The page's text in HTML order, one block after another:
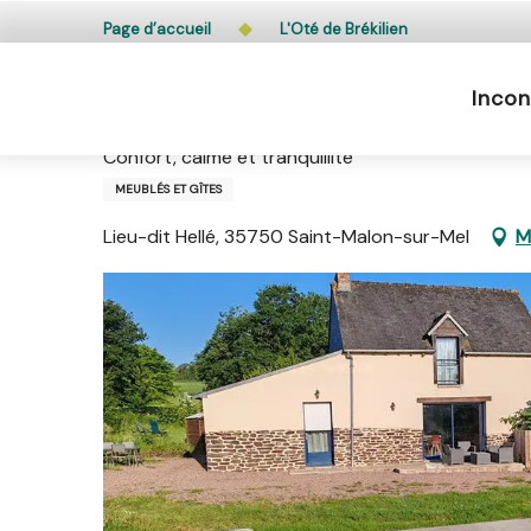
au
L’accès du public aux bois, massifs forestiers et
Page d’accueil L'Oté de Brékilien
Confort, calme et tranquillité
MEUBLÉS ET GÎTES
Lieu-dit Hellé, 35750 Saint-Malon-sur-Mel